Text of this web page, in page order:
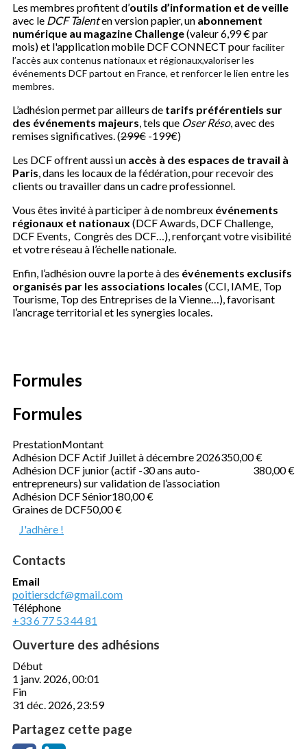
Les membres profitent d’outils d’information et de veille
avec le DCF Talenten version papier, un abonnement
numérique au magazine Challenge(valeur 6,99 € par
mois) et l'application mobile DCF CONNECT pourfaciliter
l’accès aux contenus nationaux et régionaux,valoriser les
événements DCF partout en France, et renforcer le lien entre les
membres.
L’adhésion permet par ailleurs de tarifs préférentiels sur
des événements majeurs, tels que Oser Réso, avec des
remises significatives. (299€ -199€)
Les DCF offrent aussi un accès à des espaces de travail à
Paris, dans les locaux de la fédération, pour recevoir des
clients ou travailler dans un cadre professionnel.
Vous êtes invité à participer à de nombreux événements
régionaux et nationaux (DCF Awards, DCF Challenge,
DCF Events, Congrès des DCF…), renforçant votre visibilité
et votre réseau à l’échelle nationale.
Enfin, l’adhésion ouvre la porte à des événements exclusifs
organisés par les associations locales (CCI, IAME, Top
Tourisme, Top des Entreprises de la Vienne…), favorisant
l’ancrage territorial et les synergies locales.
Formules
Formules
PrestationMontant
Adhésion DCF Actif Juillet à décembre 2026350,00 €
Adhésion DCF junior (actif -30 ans auto-
entrepreneurs) sur validation de l’association
380,00 €
Adhésion DCF Sénior180,00 €
Graines de DCF50,00 €
J'adhère !
Contacts
Email
poitiersdcf@gmail.com
Téléphone
+33 6 77 53 44 81
Ouverture des adhésions
Début
1 janv. 2026, 00:01
Fin
31 déc. 2026, 23:59
Partagez cette page